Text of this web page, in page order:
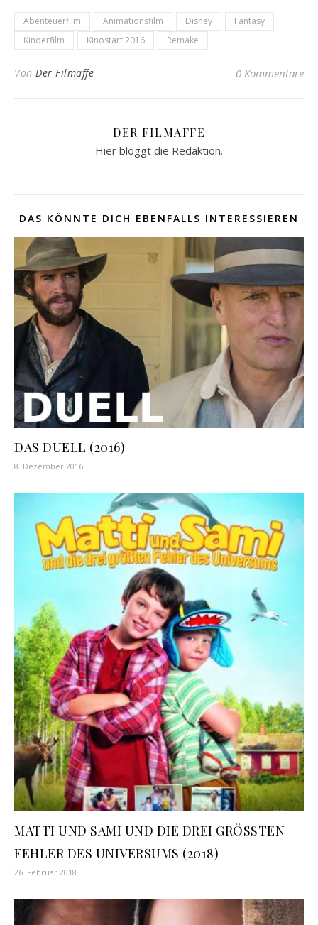
Abenteuerfilm Animationsfilm Disney
Fantasy
Kinderfilm
Kinostart 2016 Remake
Von Der Filmaffe 0 Kommentare
DER FILMAFFE
Hier bloggt die Redaktion.
DAS KÖNNTE DICH EBENFALLS INTERESSIEREN
DAS DUELL (2016)
8. Dezember 2016
MATTI UND SAMI UND DIE DREI GRÖSSTEN
FEHLER DES UNIVERSUMS (2018)
26. Februar 2018